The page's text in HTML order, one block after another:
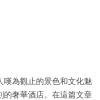
嘆為觀止的景色和文化魅
的奢華酒店。在這篇文章